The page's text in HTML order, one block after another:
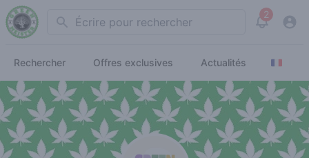
Search 2
View
Rechercher Offres exclusives Actualités